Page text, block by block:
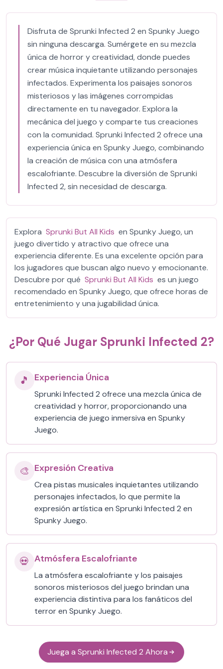
Disfruta de Sprunki Infected 2 en Spunky Juego
sin ninguna descarga. Sumérgete en su mezcla
única de horror y creatividad, donde puedes
crear música inquietante utilizando personajes
infectados. Experimenta los paisajes sonoros
misteriosos y las imágenes corrompidas
directamente en tu navegador. Explora la
mecánica del juego y comparte tus creaciones
con la comunidad. Sprunki Infected 2 ofrece una
experiencia única en Spunky Juego, combinando
la creación de música con una atmósfera
escalofriante. Descubre la diversión de Sprunki
Infected 2, sin necesidad de descarga.
Explora Sprunki But All Kids en Spunky Juego, un
juego divertido y atractivo que ofrece una
experiencia diferente. Es una excelente opción para
los jugadores que buscan algo nuevo y emocionante.
Descubre por qué Sprunki But All Kids es un juego
recomendado en Spunky Juego, que ofrece horas de
entretenimiento y una jugabilidad única.
¿Por Qué Jugar Sprunki Infected 2?
🎵 Experiencia Única
Sprunki Infected 2 ofrece una mezcla única de
creatividad y horror, proporcionando una
experiencia de juego inmersiva en Spunky
Juego.
🎨 Expresión Creativa
Crea pistas musicales inquietantes utilizando
personajes infectados, lo que permite la
expresión artística en Sprunki Infected 2 en
Spunky Juego.
💀 Atmósfera Escalofriante
La atmósfera escalofriante y los paisajes
sonoros misteriosos del juego brindan una
experiencia distintiva para los fanáticos del
terror en Spunky Juego.
Juega a Sprunki Infected 2 Ahora